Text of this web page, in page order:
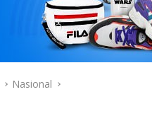
Nasional